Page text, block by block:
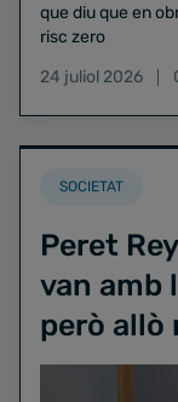
que diu que en
risc zero
24 juliol 2026
SOCIETAT
Peret
van amb
però allò